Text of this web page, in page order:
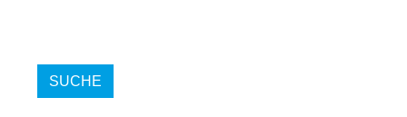
SUCHE